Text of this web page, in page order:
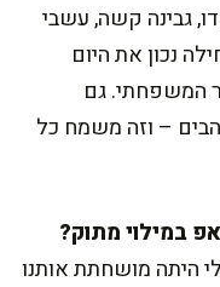
גבינה קשה, עשבי
נכון את היום
המשפחתי. גם
– וזה משמח כל
היתה מושחתת אותנו